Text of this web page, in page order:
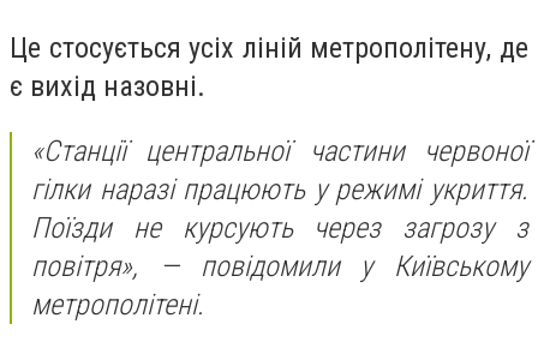
Це стосується усіх ліній метрополітену, де
є вихід назовні.
«Станції центральної частини червоної
гілки наразі працюють у режимі укриття.
Поїзди не курсують через загрозу з
повітря», — повідомили у Київському
метрополітені.